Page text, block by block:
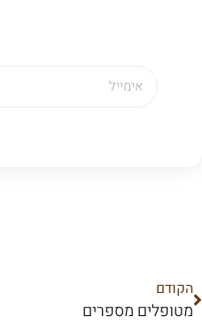
הקודם
מטופלים מספרים